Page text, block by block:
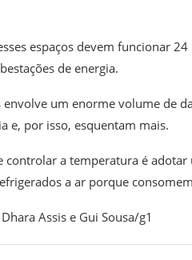
espaços devem funcionar
de energia.
um enorme volume de
e, por isso, esquentam mais.
controlar a temperatura é
a ar porque
Assis e Gui Sousa/g1